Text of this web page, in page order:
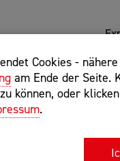
Cookies -
am Ende der Seite.
können, oder
.
Begriff
"internet of